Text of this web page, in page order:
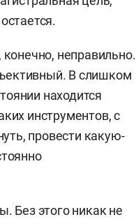
неправильно.
В слишком
находится
инструментов, с
провести какую-
Без этого никак не